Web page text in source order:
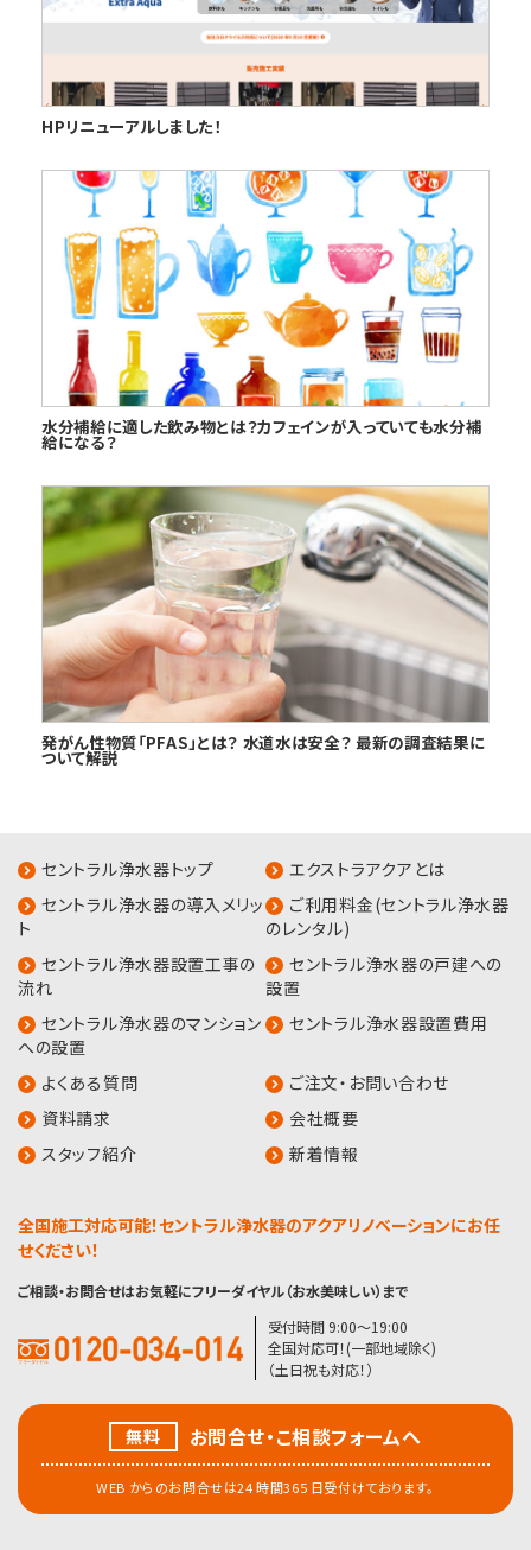
HPリニューアルしました！
水分補給に適した飲み物とは？カフェインが入っていても水分補
給になる？
発がん性物質「PFAS」とは？ 水道水は安全？ 最新の調査結果に
ついて解説
セントラル浄水器トップ
エクストラアクアとは
セントラル浄水器の導入メリッ
ト
ご利用料金(セントラル浄水器
のレンタル)
セントラル浄水器設置工事の
流れ
セントラル浄水器の戸建への
設置
セントラル浄水器のマンション
への設置
セントラル浄水器設置費用
よくある質問
ご注文・お問い合わせ
資料請求
会社概要
スタッフ紹介
新着情報
全国施工対応可能！セントラル浄水器のアクアリノベーションにお任
せください！
ご相談・お問合せはお気軽にフリーダイヤル（お水美味しい）まで
受付時間 9:00〜19:00
全国対応可！(一部地域除く)
（土日祝も対応！）
無料 お問合せ・こ相談フォームへ
WEB からのお問合せは24 時間365 日受付けております。